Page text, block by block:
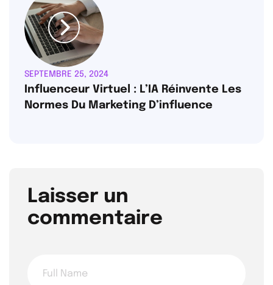
SEPTEMBRE 25, 2024
Influenceur Virtuel : L’IA Réinvente Les
Normes Du Marketing D’influence
Laisser un
commentaire